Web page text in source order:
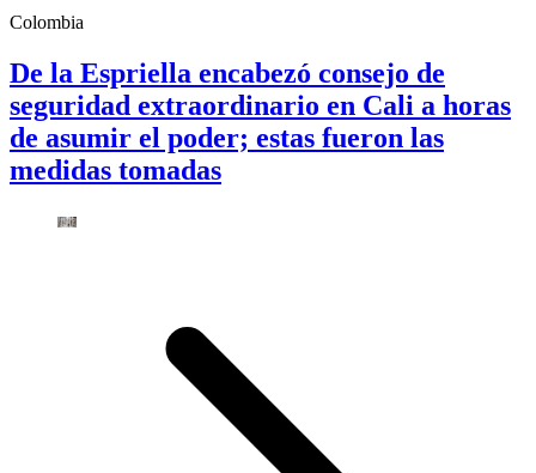
Colombia
De la Espriella encabezó consejo de
seguridad extraordinario en Cali a horas
de asumir el poder; estas fueron las
medidas tomadas